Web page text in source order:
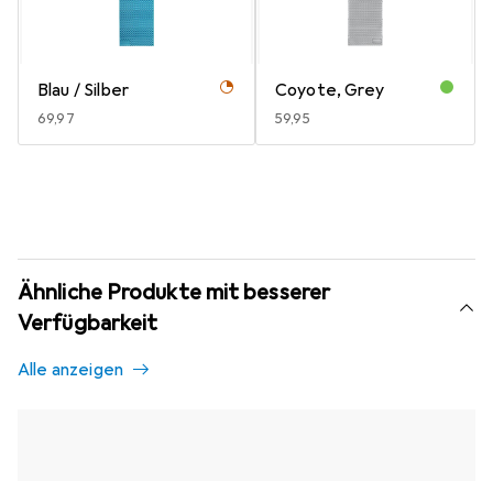
Blau / Silber
EUR
69,97
Coyote, Grey
EUR
59,95
Ähnliche Produkte mit besserer
Verfügbarkeit
Alle anzeigen